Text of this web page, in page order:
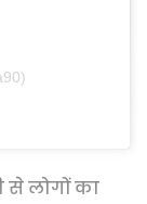
से लोगों का